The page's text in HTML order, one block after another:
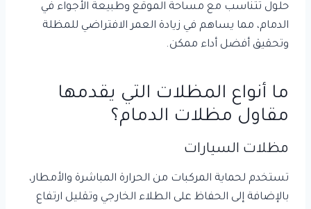
حلول تتناسب مع مساحة الموقع وطبيعة الأجواء في
الدمام، مما يساهم في زيادة العمر الافتراضي للمظلة
وتحقيق أفضل أداء ممكن.
ما أنواع المظلات التي يقدمها
مقاول مظلات الدمام؟
مظلات السيارات
تستخدم لحماية المركبات من الحرارة المباشرة والأمطار،
بالإضافة إلى الحفاظ على الطلاء الخارجي وتقليل ارتفاع